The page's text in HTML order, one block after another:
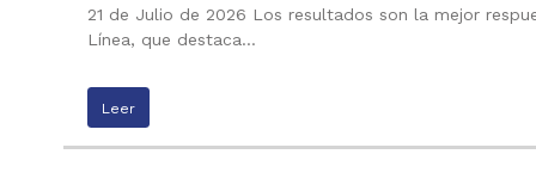
21 de Julio de 2026 Los resultados son la mejor
Línea, que destaca…
Leer